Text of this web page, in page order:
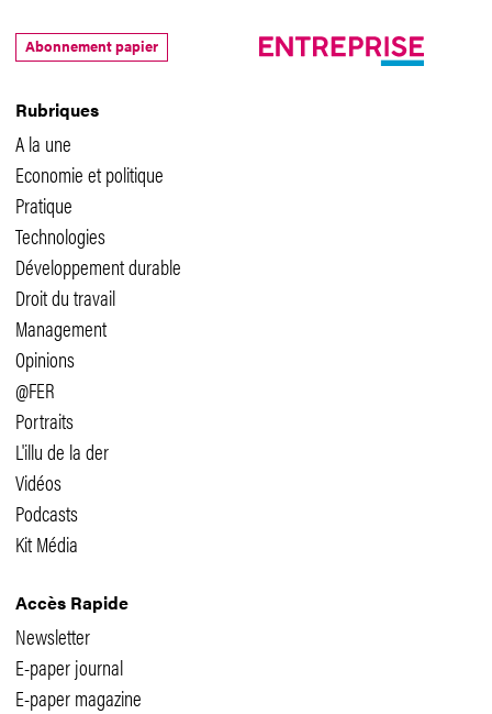
Rubriques
A la une
Economie et politique
Pratique
Technologies
Développement durable
Droit du travail
Management
Opinions
@FER
Portraits
L'illu de la der
Vidéos
Podcasts
Kit Média
Accès Rapide
Newsletter
E-paper journal
E-paper magazine
Abonnement papier